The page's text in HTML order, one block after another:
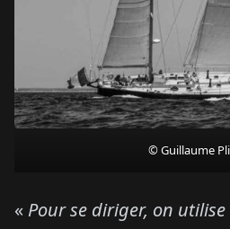
© Guillaume
« Pour se diriger, on